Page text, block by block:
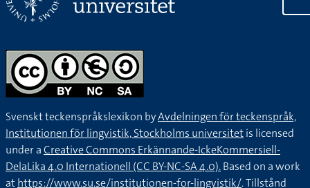
Svenskt teckenspråkslexikon byAvdelningen för teckenspråk,
Institutionen för lingvistik, Stockholms universitetis licensed
under aCreative Commons Erkännande-IckeKommersiell-
DelaLika 4.0 Internationell (CC BY-NC-SA 4.0).Based on a work
athttps://www.su.se/institutionen-for-lingvistik/. Tillstånd